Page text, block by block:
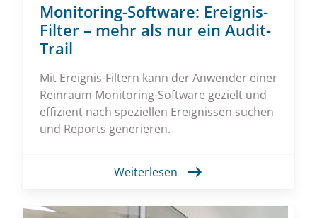
Monitoring-Software: Ereignis-
Filter – mehr als nur ein Audit-
Trail
Mit Ereignis-Filtern kann der Anwender einer
Reinraum Monitoring-Software gezielt und
effizient nach speziellen Ereignissen suchen
und Reports generieren.
Weiterlesen